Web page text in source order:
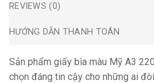
REVIEWS (0)
HƯỚNG DẪN THANH TOÁN
Sản phẩm giấy bìa màu Mỹ A3
chọn đáng tin cậy cho những ai